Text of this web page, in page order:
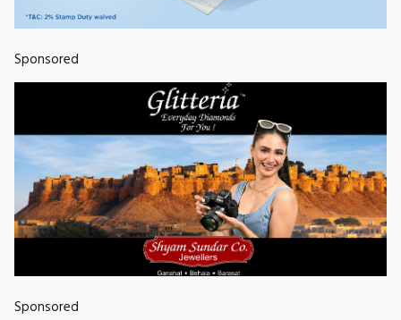
Sponsored
Sponsored